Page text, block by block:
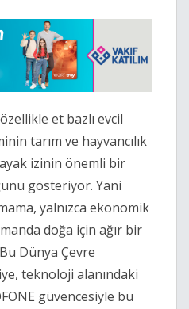
et bazlı evcil
tarım ve hayvancılık
izinin önemli bir
gösteriyor. Yani
yalnızca ekonomik
doğa için ağır bir
Dünya Çevre
teknoloji alanındaki
güvencesiyle bu